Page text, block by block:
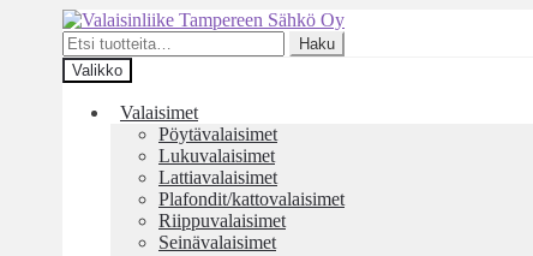
Siirry
navigointiin
Siirry
sisältöön
Etsi:
Haku
Valikko
Valaisimet
Pöytävalaisimet
Lukuvalaisimet
Lattiavalaisimet
Plafondit/kattovalaisimet
Riippuvalaisimet
Seinävalaisimet